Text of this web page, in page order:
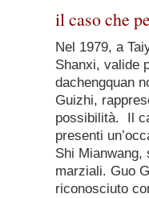
il caso che
Nel 1979, a
Shanxi, valide
dachengquan
Guizhi,
possibilità. Il
presenti
Shi
marziali. Guo
riconosciuto